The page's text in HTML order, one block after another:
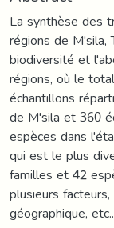
La synthèse des
régions de
biodiversité et
régions, où le
échantillons
de M'sila et 360
espèces dans
qui est le plus
familles et 42
plusieurs
géographique, etc..